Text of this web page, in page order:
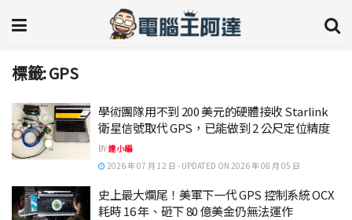
標籤:GPS
學術團隊用不到 200 美元的硬體接收 Starlink
衛星信號取代 GPS，已能做到 2 公尺定位精度
BY達小編
2026 年 07 月 12 日 - UPDATED ON 2026 年 08 月 05 日
史上最大爛尾！美軍下一代 GPS 控制系統 OCX
耗時 16 年、砸下 80 億美金仍無法運作